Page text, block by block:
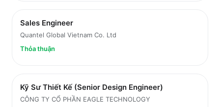
Sales Engineer
Quantel Global Vietnam Co. Ltd
Thỏa thuận
Kỹ Sư Thiết Kế (Senior Design Engineer)
CÔNG TY CỔ PHẦN EAGLE TECHNOLOGY